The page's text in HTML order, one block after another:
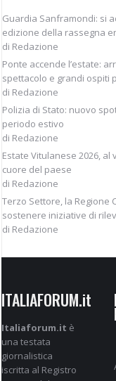
Guardia Sanframondi: si
edizione della rassegna
di Redazione
Ponte accende l’estate:
spettacolo e grandi ospiti
di Redazione
Polizia di Stato: nuovo
periodo estivo
di Redazione
Estate Vitulanese 2026,
cuore del paese
di Redazione
Terzo Settore, la Regione
sostenere iniziative di
di Redazione
ITALIAFORUM.it
Italiaforum.it è
una testata
giornalistica
iscritta al Registro